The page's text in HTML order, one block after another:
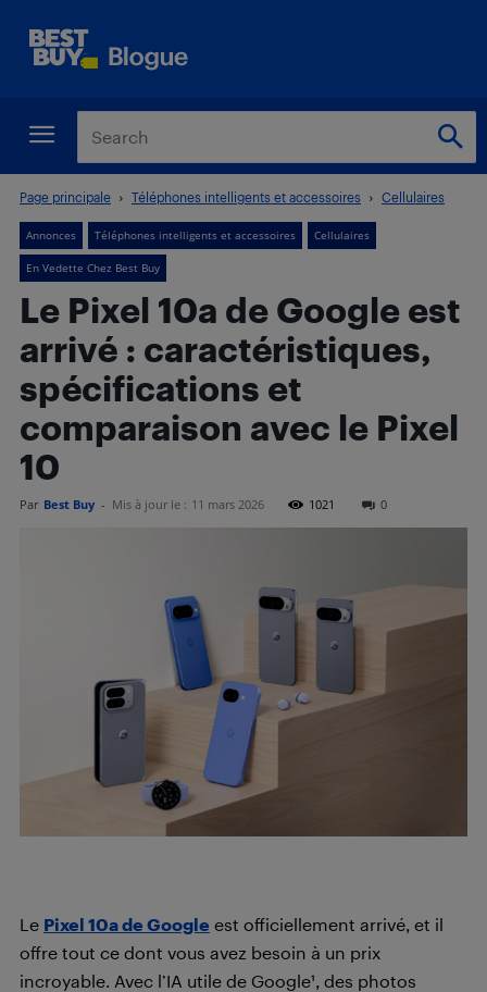
Page principale Téléphones intelligents et accessoires Cellulaires
Annonces Téléphones intelligents et accessoires Cellulaires
En Vedette Chez Best Buy
Le Pixel 10a de Google est
arrivé : caractéristiques,
spécifications et
comparaison avec le Pixel
10
Par Best Buy - Mis à jour le : 11 mars 2026 1021 0
Le Pixel 10a de Google est officiellement arrivé, et il
offre tout ce dont vous avez besoin à un prix
incroyable. Avec l’IA utile de Google¹, des photos